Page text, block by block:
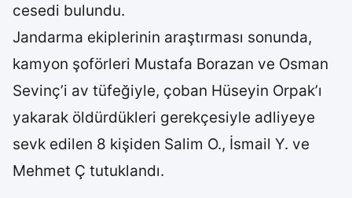
cesedi bulundu.
Jandarma ekiplerinin araştırması sonunda,
kamyon şoförleri Mustafa Borazan ve Osman
Sevinç’i av tüfeğiyle, çoban Hüseyin Orpak’ı
yakarak öldürdükleri gerekçesiyle adliyeye
sevk edilen 8 kişiden Salim O., İsmail Y. ve
Mehmet Ç tutuklandı.